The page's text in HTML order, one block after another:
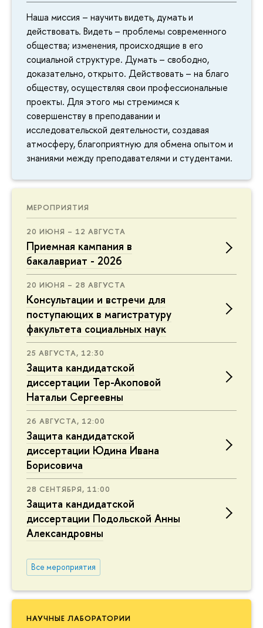
Наша миссия – научить видеть, думать и
действовать. Видеть – проблемы современного
общества; изменения, происходящие в его
социальной структуре. Думать – свободно,
доказательно, открыто. Действовать – на благо
обществу, осуществляя свои профессиональные
проекты. Для этого мы стремимся к
совершенству в преподавании и
исследовательской деятельности, создавая
атмосферу, благоприятную для обмена опытом и
знаниями между преподавателями и студентами.
МЕРОПРИЯТИЯ
20 ИЮНЯ – 12 АВГУСТА
Приемная кампания в
бакалавриат - 2026
20 ИЮНЯ – 28 АВГУСТА
Консультации и встречи для
поступающих в магистратуру
факультета социальных наук
25 АВГУСТА, 12:30
Защита кандидатской
диссертации Тер-Акоповой
Натальи Сергеевны
26 АВГУСТА, 12:00
Защита кандидатской
диссертации Юдина Ивана
Борисовича
28 СЕНТЯБРЯ, 11:00
Защита кандидатской
диссертации Подольской Анны
Александровны
Все мероприятия
НАУЧНЫЕ ЛАБОРАТОРИИ